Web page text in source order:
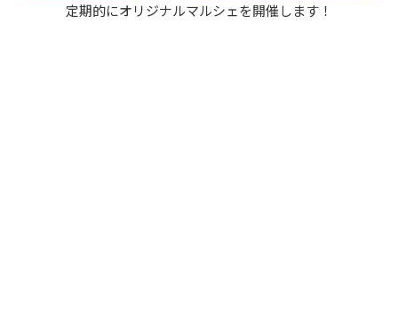
定期的にオリジナルマルシェを開催します！